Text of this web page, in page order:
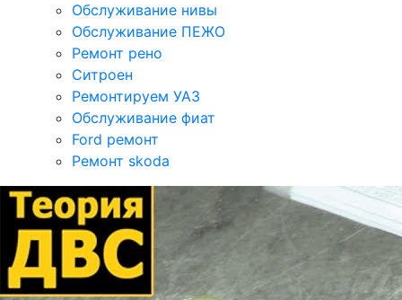
Обслуживание нивы
Обслуживание ПЕЖО
Ремонт рено
Ситроен
Ремонтируем УАЗ
Обслуживание фиат
Ford ремонт
Ремонт skoda